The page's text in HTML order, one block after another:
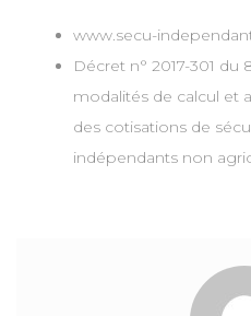
www.secu-
Décret n° 2017-301 du
modalités de calcul et
des cotisations de
indépendants non